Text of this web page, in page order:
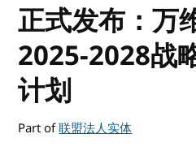
正式发布：万
2025-2028战
计划
Part of联盟法人实体